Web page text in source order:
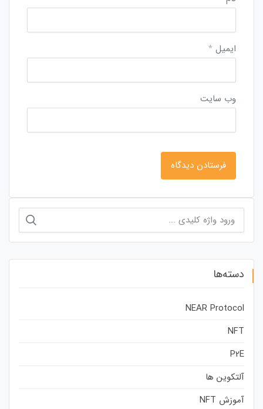
ایمیل *
وب‌ سایت
برای:
دسته‌ها
NEAR Protocol
NFT
P2E
آلتکوین ها
آموزش NFT